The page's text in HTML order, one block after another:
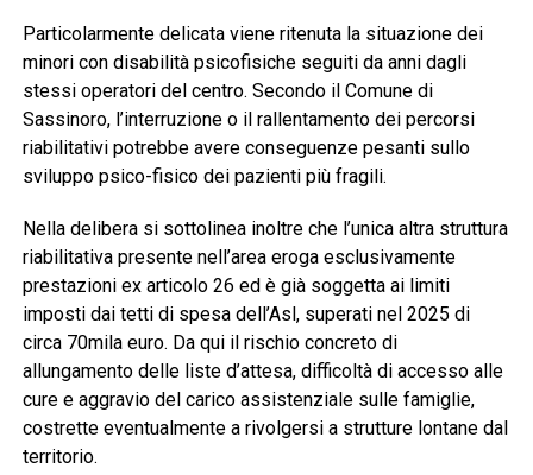
Particolarmente delicata viene ritenuta la situazione dei
minori con disabilità psicofisiche seguiti da anni dagli
stessi operatori del centro. Secondo il Comune di
Sassinoro, l’interruzione o il rallentamento dei percorsi
riabilitativi potrebbe avere conseguenze pesanti sullo
sviluppo psico-fisico dei pazienti più fragili.
Nella delibera si sottolinea inoltre che l’unica altra struttura
riabilitativa presente nell’area eroga esclusivamente
prestazioni ex articolo 26 ed è già soggetta ai limiti
imposti dai tetti di spesa dell’Asl, superati nel 2025 di
circa 70mila euro. Da qui il rischio concreto di
allungamento delle liste d’attesa, difficoltà di accesso alle
cure e aggravio del carico assistenziale sulle famiglie,
costrette eventualmente a rivolgersi a strutture lontane dal
territorio.